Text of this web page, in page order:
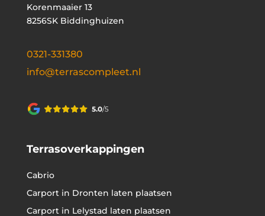
Korenmaaier 13
8256SK Biddinghuizen
0321-331380
info@terrascompleet.nl
Terrasoverkappingen
Cabrio
Carport in Dronten laten plaatsen
Carport in Lelystad laten plaatsen